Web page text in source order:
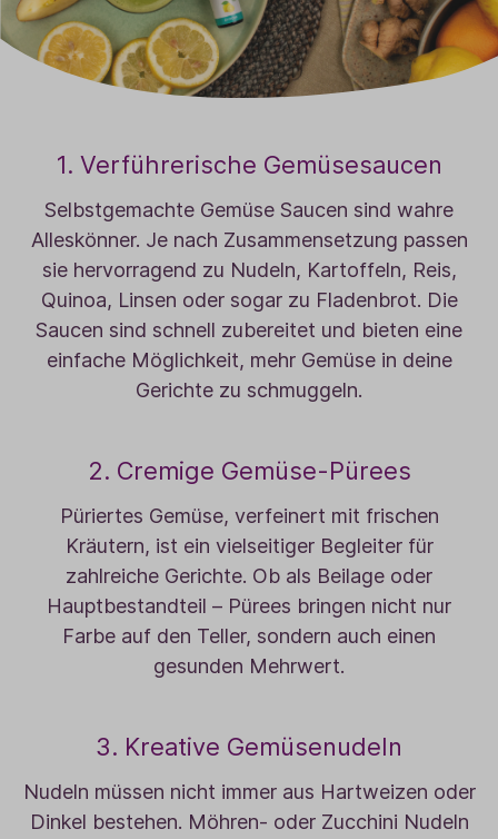
1. Verführerische Gemüsesaucen
Selbstgemachte Gemüse Saucen sind wahre
Alleskönner. Je nach Zusammensetzung passen
sie hervorragend zu Nudeln, Kartoffeln, Reis,
Quinoa, Linsen oder sogar zu Fladenbrot. Die
Saucen sind schnell zubereitet und bieten eine
einfache Möglichkeit, mehr Gemüse in deine
Gerichte zu schmuggeln.
2. Cremige Gemüse-Pürees
Püriertes Gemüse, verfeinert mit frischen
Kräutern, ist ein vielseitiger Begleiter für
zahlreiche Gerichte. Ob als Beilage oder
Hauptbestandteil – Pürees bringen nicht nur
Farbe auf den Teller, sondern auch einen
gesunden Mehrwert.
3. Kreative Gemüsenudeln
Nudeln müssen nicht immer aus Hartweizen oder
Dinkel bestehen. Möhren- oder Zucchini Nudeln